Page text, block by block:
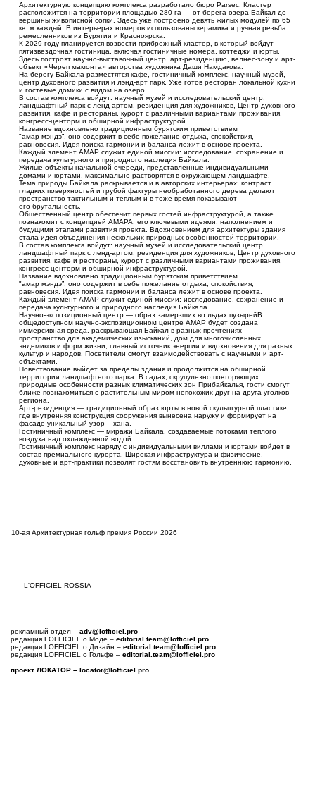
Previous Item
Архитектурную концепцию комплекса разработало бюро Parsec. Кластер
расположится на территории площадью 280 га — от берега озера Байкал до
вершины живописной сопки. Здесь уже построено девять жилых модулей по 65
кв. м каждый. В интерьерах номеров использованы керамика и ручная резьба
ремесленников из Бурятии и Красноярска.
К 2029 году планируется возвести прибрежный кластер, в который войдут
пятизвездочная гостиница, включая гостиничные номера, коттеджи и юрты.
Здесь построят научно-выставочный центр, арт-резиденцию, велнес-зону и арт-
объект «Череп мамонта» авторства художника Даши Намдакова.
На берегу Байкала разместятся кафе, гостиничный комплекс, научный музей,
центр духовного развития и лэнд-арт парк. Уже готов ресторан локальной кухни
и гостевые домики с видом на озеро.
В состав комплекса войдут: научный музей и исследовательский центр,
ландшафтный парк с ленд-артом, резиденция для художников, Центр духовного
развития, кафе и рестораны, курорт с различными вариантами проживания,
конгресс-центорм и обширной инфраструктурой.
Название вдохновлено традиционным бурятским приветствием
"амар мэндэ”, оно содержит в себе пожелание отдыха, спокойствия,
равновесия. Идея поиска гармонии и баланса лежит в основе проекта.
Каждый элемент АМАР служит единой миссии: исследование, сохранение и
передача культурного и природного наследия Байкала.
Жилые объекты начальной очереди, представленные индивидуальными
домами и юртами, максимально растворятся в окружающем ландшафте.
Тема природы Байкала раскрывается и в авторских интерьерах: контраст
гладких поверхностей и грубой фактуры необработанного дерева делают
пространство тактильным и теплым и в тоже время показывают
его брутальность.
Общественный центр обеспечит первых гостей инфраструктурой, а также
познакомит с концепцией АМАРА, его ключевыми идеями, наполнением и
будущими этапами развития проекта. Вдохновением для архитектуры здания
стала идея объединения нескольких природных особенностей территории.
В состав комплекса войдут: научный музей и исследовательский центр,
ландшафтный парк с ленд-артом, резиденция для художников, Центр духовного
развития, кафе и рестораны, курорт с различными вариантами проживания,
конгресс-центорм и обширной инфраструктурой.
Название вдохновлено традиционным бурятским приветствием
"амар мэндэ”, оно содержит в себе пожелание отдыха, спокойствия,
равновесия. Идея поиска гармонии и баланса лежит в основе проекта.
Каждый элемент АМАР служит единой миссии: исследование, сохранение и
передача культурного и природного наследия Байкала.
Научно-экспозиционный центр — образ замерзших во льдах пузырейВ
общедоступном научно-экспозиционном центре АМАР будет создана
иммерсивная среда, раскрывающая Байкал в разных прочтениях —
пространство для академических изысканий, дом для многочисленных
эндемиков и форм жизни, главный источник энергии и вдохновения для разных
культур и народов. Посетители смогут взаимодействовать с научными и арт-
объектами.
Повествование выйдет за пределы здания и продолжится на обширной
территории ландшафтного парка. В садах, скрупулезно повторяющих
природные особенности разных климатических зон Прибайкалья, гости смогут
ближе познакомиться с растительным миром непохожих друг на друга уголков
региона.
Арт-резиденция — традиционный образ юрты в новой скульптурной пластике,
где внутренняя конструкция сооружения вынесена наружу и формирует на
фасаде уникальный узор – хана.
Гостиничный комплекс — миражи Байкала, создаваемые потоками теплого
воздуха над охлажденной водой.
Гостиничный комплекс наряду с индивидуальными виллами и юртами войдет в
состав премиального курорта. Широкая инфраструктура и физические,
духовные и арт-практики позволят гостям восстановить внутреннюю гармонию.
10-ая Архитектурная гольф премия России 2026
L'OFFICIEL ROSSIA
рекламный отдел –adv@lofficiel.pro
редакция LOFFICIEL о Моде –editorial.team@lofficiel.pro
редакция LOFFICIEL о Дизайн –editorial.team@lofficiel.pro
редакция LOFFICIEL о Гольфе –editorial.team@lofficiel.pro
проект ЛОКАТОР –locator@lofficiel.pro